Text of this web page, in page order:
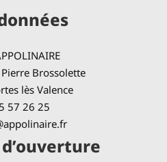
Brossolette
lès Valence
57 26 25